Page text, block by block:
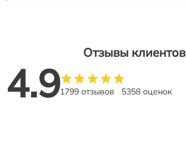
Отзывы клиентов
4.91799 отзывов 5358 оценок